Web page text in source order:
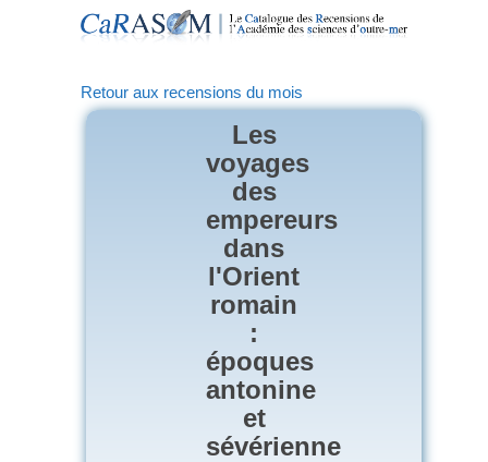
Retour aux recensions du mois
Les
voyages
des
empereurs
dans
l'Orient
romain
:
époques
antonine
et
sévérienne